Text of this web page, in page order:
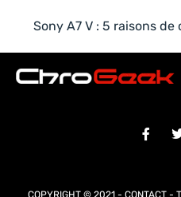
Sony A7 V : 5 raisons
COPYRIGHT © 2021 - CONTACT -